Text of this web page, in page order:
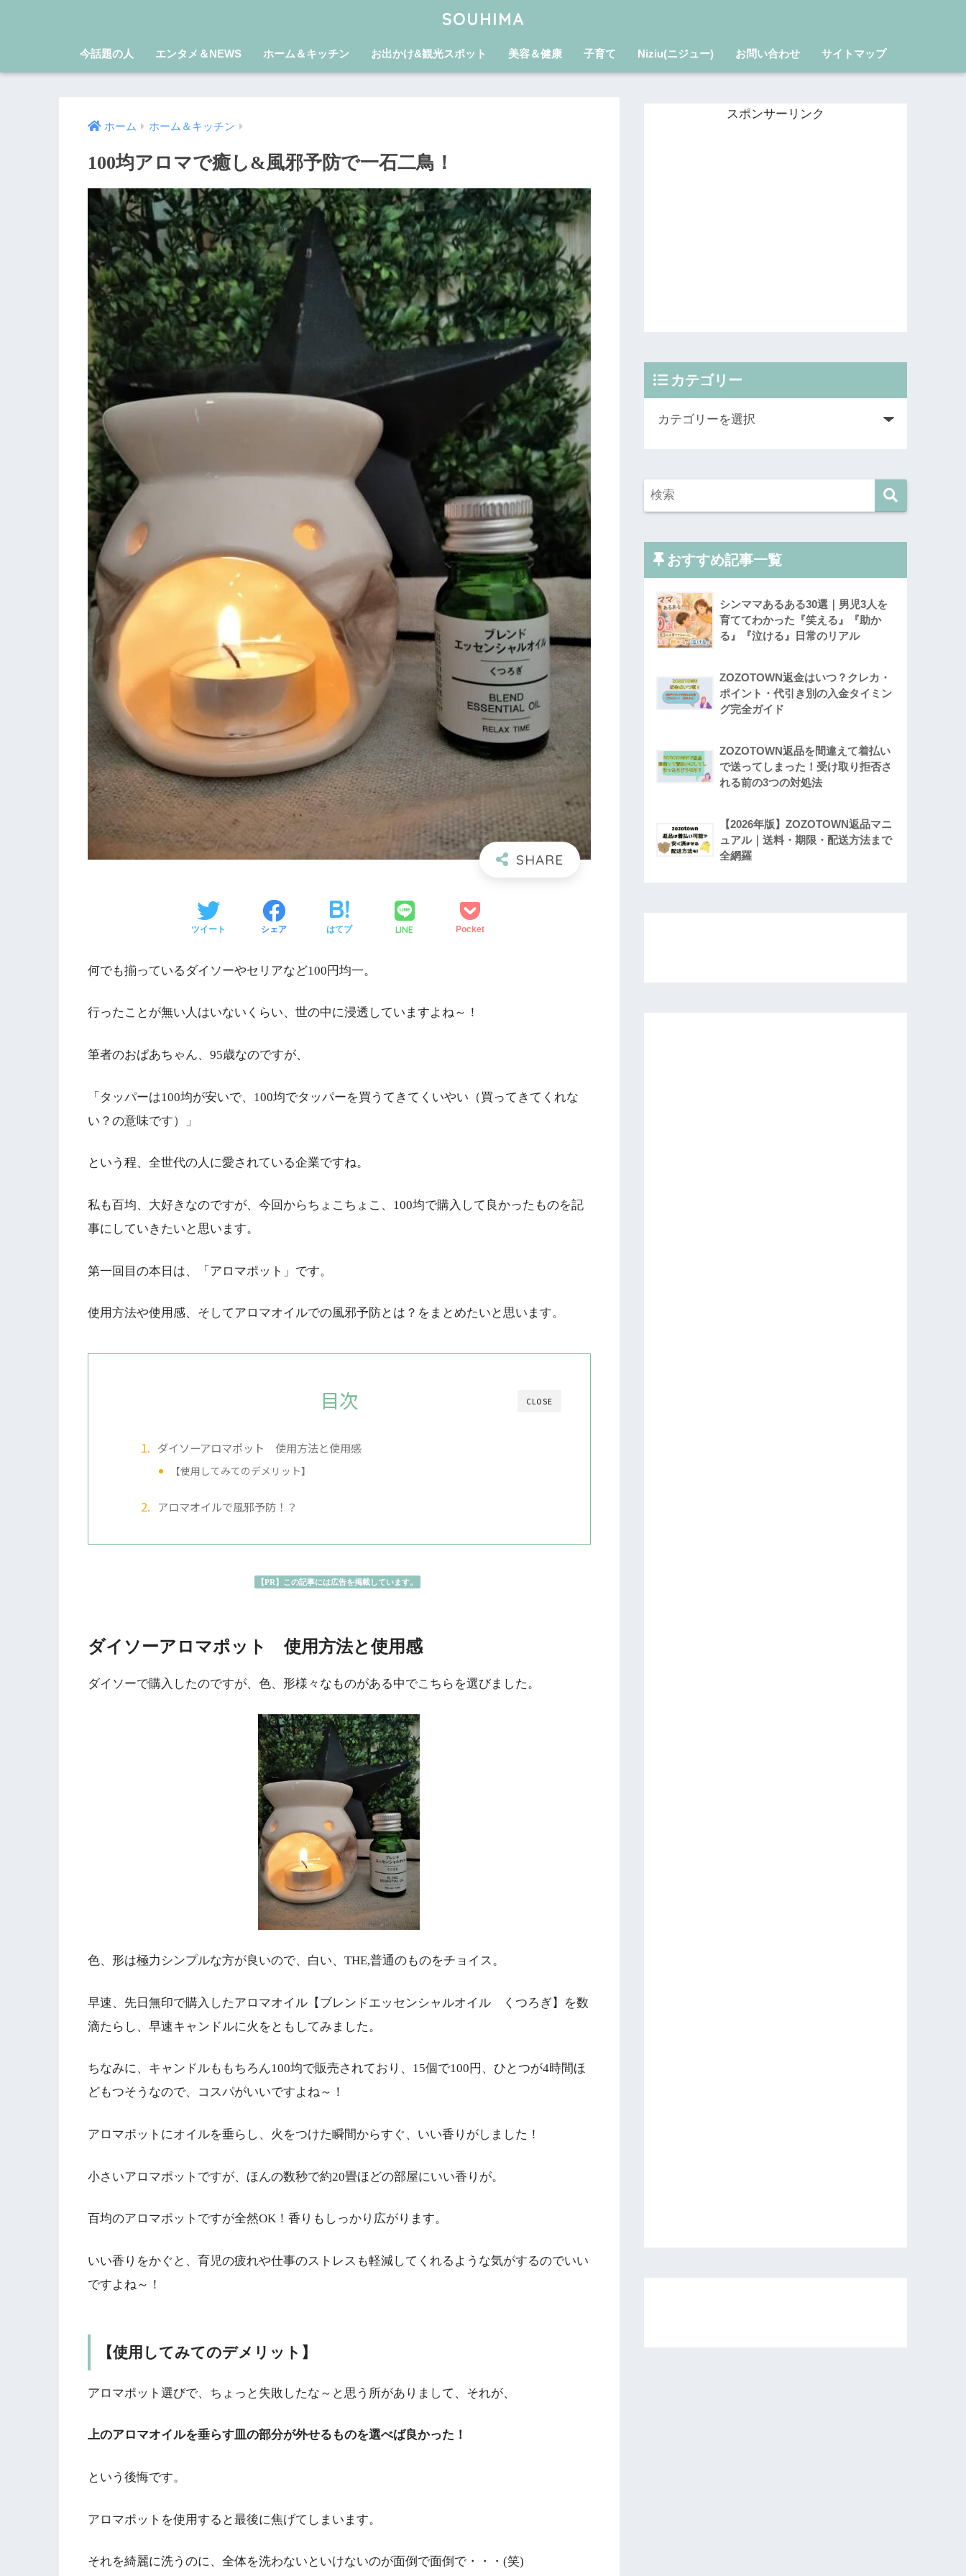
SOUHIMA
今話題の人 エンタメ＆NEWS ホーム＆キッチン お出かけ&観光スポット 美容＆健康 子育て Niziu(ニジュー) お問い合わせ サイトマップ
ホーム ホーム＆キッチン
100均アロマで癒し&風邪予防で一石二鳥！
ツイート シェア はてブ LINE Pocket
何でも揃っているダイソーやセリアなど100円均一。
行ったことが無い人はいないくらい、世の中に浸透していますよね～！
筆者のおばあちゃん、95歳なのですが、
「タッパーは100均が安いで、100均でタッパーを買うてきてくいやい（買ってきてくれな
い？の意味です）」
という程、全世代の人に愛されている企業ですね。
私も百均、大好きなのですが、今回からちょこちょこ、100均で購入して良かったものを記
事にしていきたいと思います。
第一回目の本日は、「アロマポット」です。
使用方法や使用感、そしてアロマオイルでの風邪予防とは？をまとめたいと思います。
CLOSE
目次
ダイソーアロマポット 使用方法と使用感
【使用してみてのデメリット】
アロマオイルで風邪予防！？
【PR】この記事には広告を掲載しています。
ダイソーアロマポット 使用方法と使用感
ダイソーで購入したのですが、色、形様々なものがある中でこちらを選びました。
色、形は極力シンプルな方が良いので、白い、THE,普通のものをチョイス。
早速、先日無印で購入したアロマオイル【ブレンドエッセンシャルオイル くつろぎ】を数
滴たらし、早速キャンドルに火をともしてみました。
ちなみに、キャンドルももちろん100均で販売されており、15個で100円、ひとつが4時間ほ
どもつそうなので、コスパがいいですよね～！
アロマポットにオイルを垂らし、火をつけた瞬間からすぐ、いい香りがしました！
小さいアロマポットですが、ほんの数秒で約20畳ほどの部屋にいい香りが。
百均のアロマポットですが全然OK！香りもしっかり広がります。
いい香りをかぐと、育児の疲れや仕事のストレスも軽減してくれるような気がするのでいい
ですよね～！
【使用してみてのデメリット】
アロマポット選びで、ちょっと失敗したな～と思う所がありまして、それが、
上のアロマオイルを垂らす皿の部分が外せるものを選べば良かった！
という後悔です。
アロマポットを使用すると最後に焦げてしまいます。
それを綺麗に洗うのに、全体を洗わないといけないのが面倒で面倒で・・・(笑)
スポンサーリンク
カテゴリー
おすすめ記事一覧
シンママあるある30選｜男児3人を
育ててわかった『笑える』『助か
る』『泣ける』日常のリアル
ZOZOTOWN返金はいつ？クレカ・
ポイント・代引き別の入金タイミン
グ完全ガイド
ZOZOTOWN返品を間違えて着払い
で送ってしまった！受け取り拒否さ
れる前の3つの対処法
【2026年版】ZOZOTOWN返品マニ
ュアル｜送料・期限・配送方法まで
全網羅